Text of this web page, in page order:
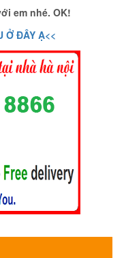
em nhé. OK!
Ở ĐÂY Ạ<<